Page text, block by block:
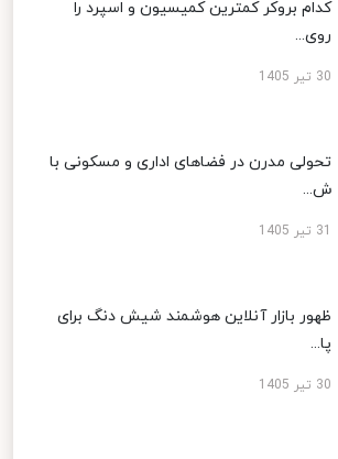
کدام بروکر کمترین کمیسیون و اسپرد را
روی...
30 تیر 1405
تحولی مدرن در فضاهای اداری و مسکونی با
ش...
ظهور بازار آنلاین هوشمند شیش دنگ برای
پا...
30 تیر 1405